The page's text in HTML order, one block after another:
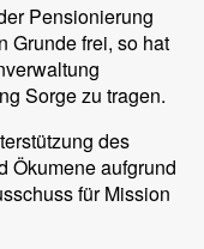
Pensionierung
Grunde frei, so hat
Sorge zu tragen.
des
Ökumene aufgrund
für Mission